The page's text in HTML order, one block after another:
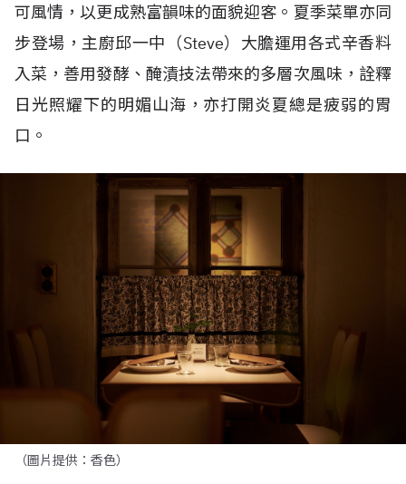
可風情，以更成熟富韻味的面貌迎客。夏季菜單亦同
步登場，主廚邱一中（Steve）大膽運用各式辛香料
入菜，善用發酵、醃漬技法帶來的多層次風味，詮釋
日光照耀下的明媚山海，亦打開炎夏總是疲弱的胃
口。
（圖片提供：香色）